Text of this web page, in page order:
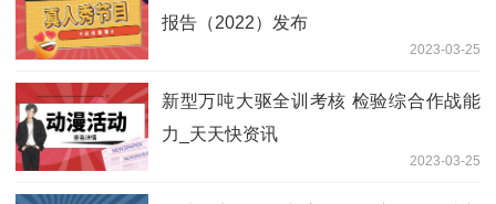
报告（2022）发布
2023-03-25
新型万吨大驱全训考核 检验综合作战能
力_天天快资讯
2023-03-25